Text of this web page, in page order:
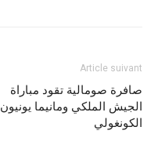
Article suivant
صافرة صومالية تقود مباراة
الجيش الملكي ومانيما يونيون
الكونغولي